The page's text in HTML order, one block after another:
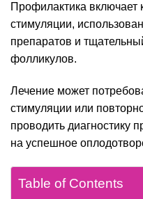
Профилактика включает
стимуляции,
препаратов и
фолликулов.
Лечение может
стимуляции или
проводить диагностику
на успешное
Table of Contents